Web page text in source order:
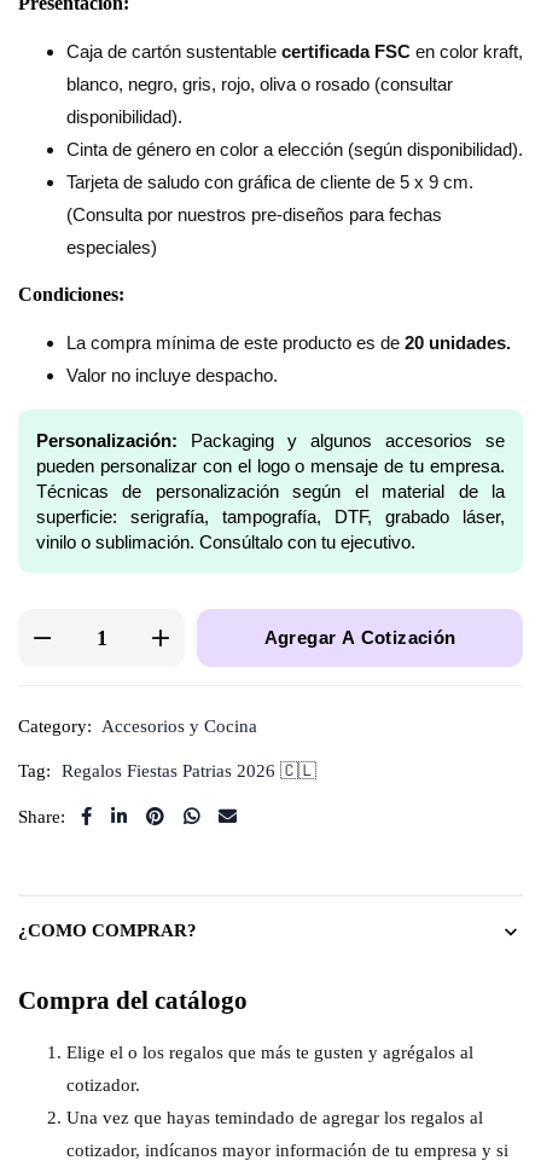
Caja de cartón sustentable certificada FSC en color kraft,
blanco, negro, gris, rojo, oliva o rosado (consultar
disponibilidad).
Cinta de género en color a elección (según disponibilidad).
Tarjeta de saludo con gráfica de cliente de 5 x 9 cm.
(Consulta por nuestros pre-diseños para fechas
especiales)
Condiciones:
La compra mínima de este producto es de 20 unidades.
Valor no incluye despacho.
Personalización: Packaging y algunos accesorios se
pueden personalizar con el logo o mensaje de tu empresa.
Técnicas de personalización según el material de la
superficie: serigrafía, tampografía, DTF, grabado láser,
vinilo o sublimación. Consúltalo con tu ejecutivo.
Agregar A Cotización
Category: Accesorios y Cocina
Tag: Regalos Fiestas Patrias 2026 🇨🇱
Share:
¿COMO COMPRAR?
Compra del catálogo
Elige el o los regalos que más te gusten y agrégalos al
cotizador.
Una vez que hayas temindado de agregar los regalos al
cotizador, indícanos mayor información de tu empresa y si